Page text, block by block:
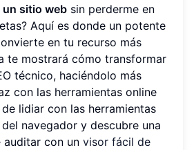
sitio web sin perderme en
Aquí es donde un potente
en tu recurso más
te mostrará cómo transformar
técnico, haciéndolo más
con las herramientas online
lidiar con las herramientas
navegador y descubre una
auditar con un visor fácil de